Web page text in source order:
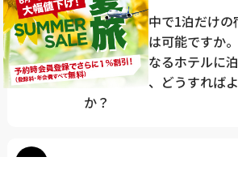
Q
旅行日程の中で1泊だけの
をすることは可能ですか
泊ごとに異なるホテルに
いのですが、どうすれば
か？
Q